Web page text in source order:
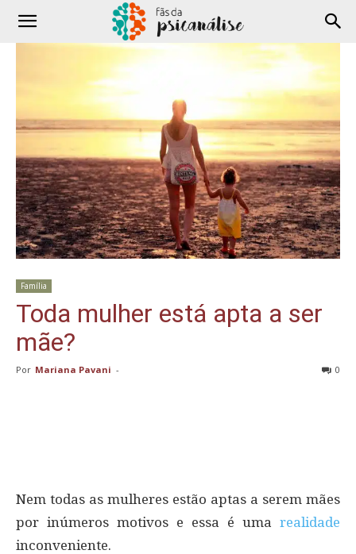
Família
Toda mulher está apta a ser
mãe?
Por Mariana Pavani - 0
Nem todas as mulheres estão aptas a serem mães
por inúmeros motivos e essa é uma realidade
inconveniente.